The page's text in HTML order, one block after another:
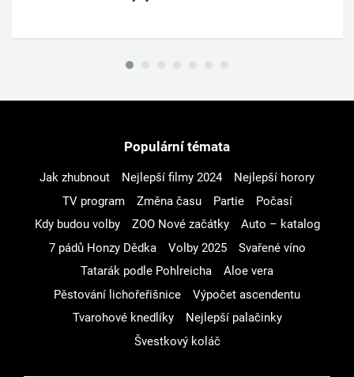
Populární témata
Jak zhubnout Nejlepší filmy 2024
Nejlepší horory
TV program
Změna času Partie
Počasí
Kdy budou volby
ZOO Nové začátky
Auto – katalog
7 pádů Honzy Dědka
Volby 2025
Svařené víno
Tatarák podle Pohlreicha
Aloe vera
Pěstování lichořeřišnice
Výpočet ascendentu
Tvarohové knedlíky
Nejlepší palačinky
Švestkový koláč